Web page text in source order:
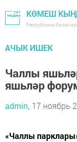
КӨМЕШ
Республика
АЧЫК ИШЕК
Чаллы
яшьләр
admin, 17 ноябрь
«Чаллы